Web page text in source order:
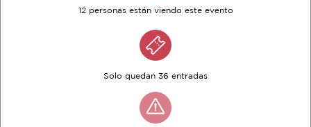
12 personas están viendo este evento
Solo quedan 36 entradas